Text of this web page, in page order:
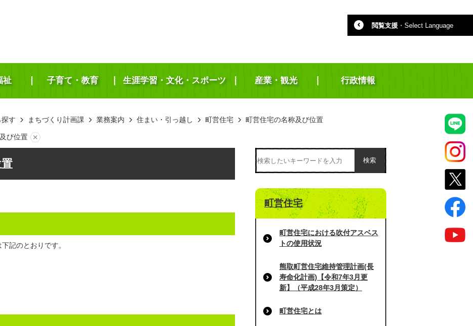
閲覧支援 ・ Select Language
祉 子育て・教育 生涯学習・文化・スポーツ 産業・観光 行政情報
す まちづくり計画課 業務案内 住まい・引っ越し 町営住宅 町営住宅の名称及び位置
び位置
記のとおりです。
検索
町営住宅
町営住宅における吹付アスベス
トの使用状況
熊取町営住宅維持管理計画(長
寿命化計画)【令和7年3月更
新】（平成28年3月策定）
町営住宅とは